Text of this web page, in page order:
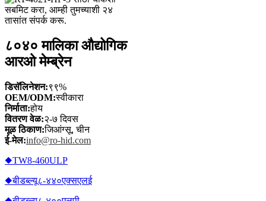
८०४० मालिका औद्योगिक
आरओ मेम्ब्रेन
डिसॅलिनेशन:९९%
OEM/ODM:स्वीकारा
निर्माता:होय
वितरण वेळ:२-७ दिवस
मूळ ठिकाण:जिआंग्सू, चीन
ई-मेल:info@ro-hid.com
◆TW8-460ULP
◆बीडब्ल्यू८-४४०एक्सएलई